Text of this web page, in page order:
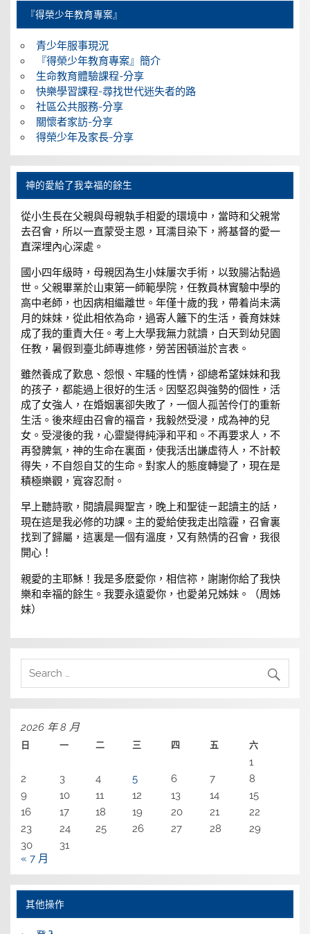
『得榮少年教育專案』
青少年服事現況
『得榮少年教育專案』簡介
生命教育體驗課程-分享
快樂學習課程-尋找世代迷失者的路
社區公共服務-分享
關懷者家訪-分享
得榮少年及家長-分享
神的愛給了我幸福的餘生
從小生長在父親與母親執手相愛的環境中，當時和父親常
去召會，所以一直蒙受主恩，耳濡目染下，將基督的愛一
直深埋內心深處。
國小四年級時，母親因為生小妹屢次手術，以致腸沾黏過
世。父親畢業於山東第一師範學院，任教員林實驗中學的
高中老師，也因病相繼離世。年僅十歲的我，帶着尚未满
月的妹妹，從此相依為命，過寄人籬下的生活，養育妹妹
成了我的重責大任。考上大學我無力就讀，白天到幼兒園
任教，暑假到臺北師專進修，勞苦困頓溢於言表。
雖然養成了歎息、怨恨、牢騷的性情，卻總希望妹妹和我
的孩子，都能過上很好的生活。因堅忍與強勢的個性，活
成了女強人，在婚姻裏卻失敗了，一個人孤苦伶仃的重新
生活。後來經由召會的福音，我毅然受浸，成為神的兒
女。受浸後的我，心靈變得純淨和平和。不再要求人，不
再發脾氣，神的生命在裏面，使我活出謙虛待人，不計較
得失，不自怨自艾的生命。對家人的態度轉變了，現在是
積極樂觀，寬容忍耐。
早上聽詩歌，閱讀晨興聖言，晚上和聖徒ㄧ起讀主的話，
現在這是我必修的功課。主的愛給使我走出陰霾，召會裏
找到了歸屬，這裏是一個有溫度，又有熱情的召會，我很
開心！
親愛的主耶穌！我是多麽愛你，相信祢，謝謝你給了我快
樂和幸福的餘生。我要永遠愛你，也愛弟兄姊妹。（周姊
妹）
2026 年 8 月
日 一 二 三 四 五 六
1
2
3 4 5 6 7
8
9
10 11 12 13 14
15
16
17 18 19 20 21
22
23
24 25 26 27 28
29
30
31
« 7 月
其他操作